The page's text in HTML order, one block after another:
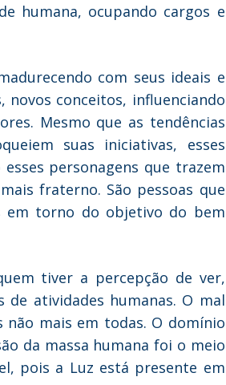
humana, ocupando cargos e
com seus ideais e
novos conceitos, influenciando
Mesmo que as tendências
suas iniciativas, esses
personagens que trazem
fraterno. São pessoas que
em torno do objetivo do bem
tiver a percepção de ver,
de atividades humanas. O mal
não mais em todas. O domínio
da massa humana foi o meio
pois a Luz está presente em